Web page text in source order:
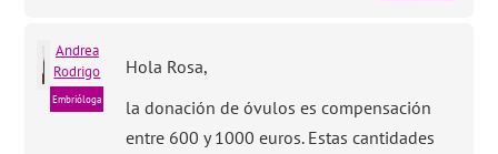
Andrea
Rodrigo
Embrióloga
Hola Rosa,
la donación de óvulos es compensación
entre 600 y 1000 euros. Estas cantidades